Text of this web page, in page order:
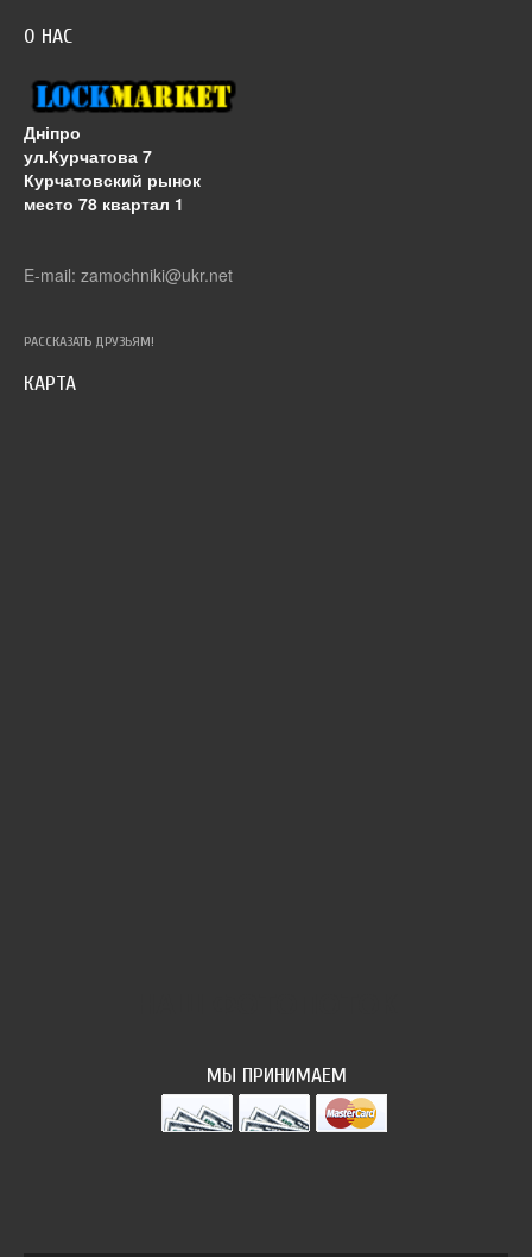
О НАС
Дніпро
ул.Курчатова 7
Курчатовский рынок
место 78 квартал 1
E-mail: zamochniki@ukr.net
РАССКАЗАТЬ ДРУЗЬЯМ!
КАРТА
МЫ ПРИНИМАЕМ